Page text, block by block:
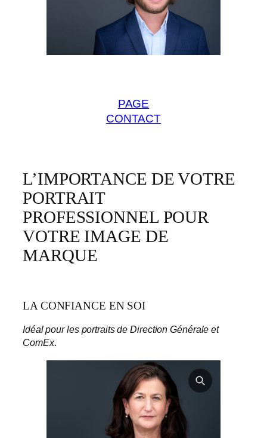
PAGE
CONTACT
L’IMPORTANCE DE VOTRE
PORTRAIT
PROFESSIONNEL POUR
VOTRE IMAGE DE
MARQUE
LA CONFIANCE EN SOI
Idéal pour les portraits de Direction Générale et
ComEx.